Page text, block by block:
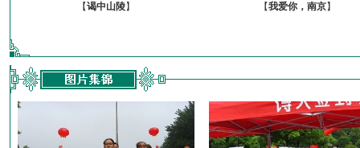
【谒中山陵】 【我爱你，南京】